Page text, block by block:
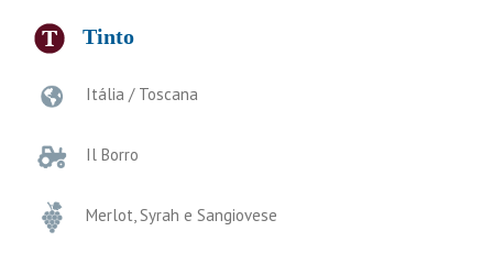
Tinto
Itália / Toscana
Il Borro
Merlot, Syrah e Sangiovese